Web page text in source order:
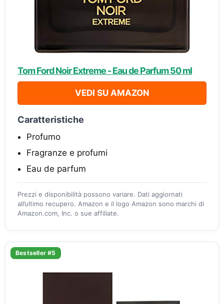
Tom Ford Noir Extreme - Eau de Parfum 50 ml
VEDI SU AMAZON
Caratteristiche
Profumo
Fragranze e profumi
Eau de parfum
Prezzi e disponibilità possono variare. Dati aggiornati
all’ultimo recupero. Amazon e il logo Amazon sono marchi di
Amazon.com, Inc. o sue affiliate.
Bestseller #5